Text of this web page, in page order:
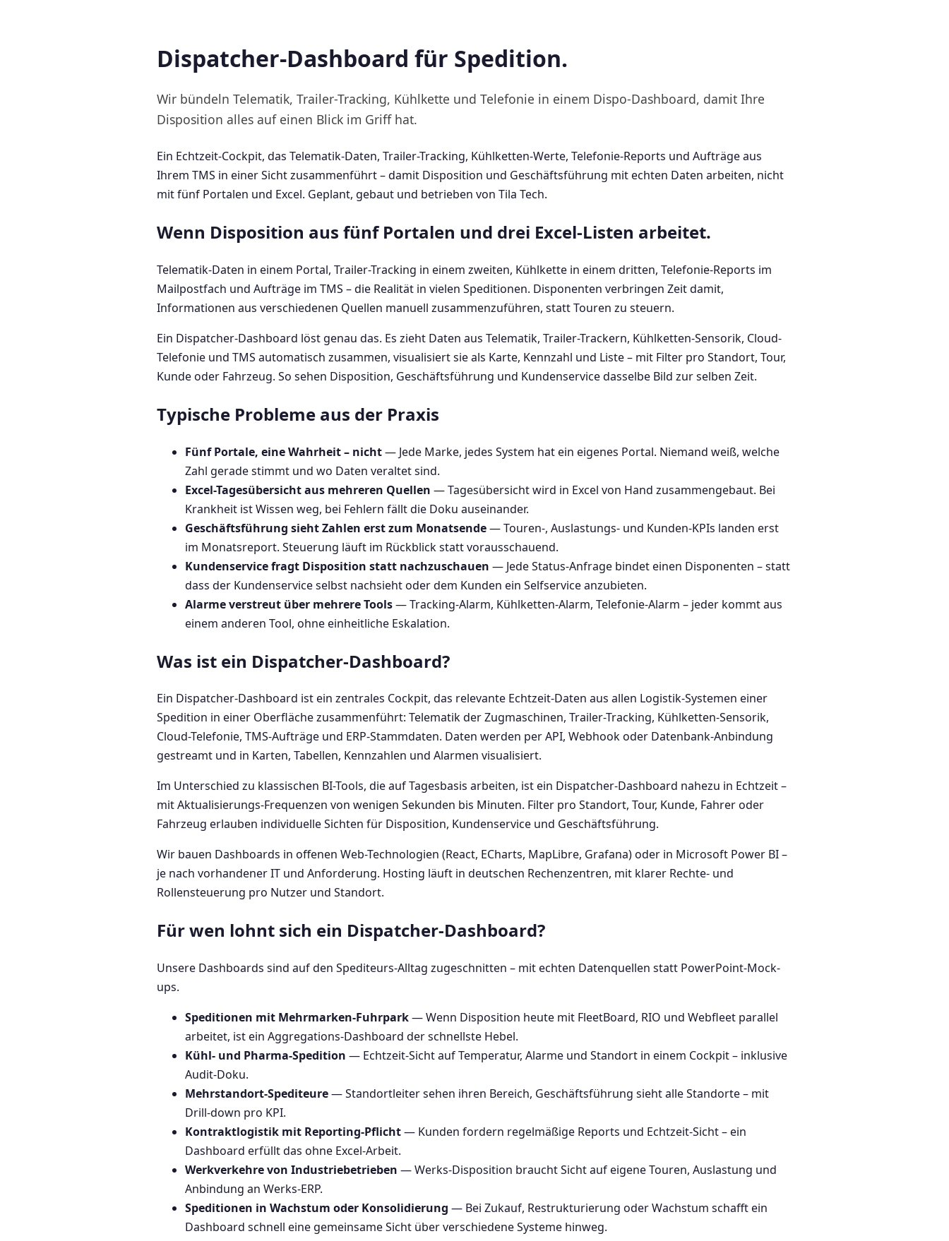
Dispatcher-Dashboard für Spedition.
Wir bündeln Telematik, Trailer-Tracking, Kühlkette und Telefonie in einem Dispo-Dashboard, damit Ihre
Disposition alles auf einen Blick im Griff hat.
Ein Echtzeit-Cockpit, das Telematik-Daten, Trailer-Tracking, Kühlketten-Werte, Telefonie-Reports und Aufträge aus
Ihrem TMS in einer Sicht zusammenführt – damit Disposition und Geschäftsführung mit echten Daten arbeiten, nicht
mit fünf Portalen und Excel. Geplant, gebaut und betrieben von Tila Tech.
Wenn Disposition aus fünf Portalen und drei Excel-Listen arbeitet.
Telematik-Daten in einem Portal, Trailer-Tracking in einem zweiten, Kühlkette in einem dritten, Telefonie-Reports im
Mailpostfach und Aufträge im TMS – die Realität in vielen Speditionen. Disponenten verbringen Zeit damit,
Informationen aus verschiedenen Quellen manuell zusammenzuführen, statt Touren zu steuern.
Ein Dispatcher-Dashboard löst genau das. Es zieht Daten aus Telematik, Trailer-Trackern, Kühlketten-Sensorik, Cloud-
Telefonie und TMS automatisch zusammen, visualisiert sie als Karte, Kennzahl und Liste – mit Filter pro Standort, Tour,
Kunde oder Fahrzeug. So sehen Disposition, Geschäftsführung und Kundenservice dasselbe Bild zur selben Zeit.
Typische Probleme aus der Praxis
Fünf Portale, eine Wahrheit – nicht— Jede Marke, jedes System hat ein eigenes Portal. Niemand weiß, welche
Zahl gerade stimmt und wo Daten veraltet sind.
Excel-Tagesübersicht aus mehreren Quellen — Tagesübersicht wird in Excel von Hand zusammengebaut. Bei
Krankheit ist Wissen weg, bei Fehlern fällt die Doku auseinander.
Geschäftsführung sieht Zahlen erst zum Monatsende— Touren-, Auslastungs- und Kunden-KPIs landen erst
im Monatsreport. Steuerung läuft im Rückblick statt vorausschauend.
Kundenservice fragt Disposition statt nachzuschauen — Jede Status-Anfrage bindet einen Disponenten – statt
dass der Kundenservice selbst nachsieht oder dem Kunden ein Selfservice anzubieten.
Alarme verstreut über mehrere Tools— Tracking-Alarm, Kühlketten-Alarm, Telefonie-Alarm – jeder kommt aus
einem anderen Tool, ohne einheitliche Eskalation.
Was ist ein Dispatcher-Dashboard?
Ein Dispatcher-Dashboard ist ein zentrales Cockpit, das relevante Echtzeit-Daten aus allen Logistik-Systemen einer
Spedition in einer Oberfläche zusammenführt: Telematik der Zugmaschinen, Trailer-Tracking, Kühlketten-Sensorik,
Cloud-Telefonie, TMS-Aufträge und ERP-Stammdaten. Daten werden per API, Webhook oder Datenbank-Anbindung
gestreamt und in Karten, Tabellen, Kennzahlen und Alarmen visualisiert.
Im Unterschied zu klassischen BI-Tools, die auf Tagesbasis arbeiten, ist ein Dispatcher-Dashboard nahezu in Echtzeit –
mit Aktualisierungs-Frequenzen von wenigen Sekunden bis Minuten. Filter pro Standort, Tour, Kunde, Fahrer oder
Fahrzeug erlauben individuelle Sichten für Disposition, Kundenservice und Geschäftsführung.
Wir bauen Dashboards in offenen Web-Technologien (React, ECharts, MapLibre, Grafana) oder in Microsoft Power BI –
je nach vorhandener IT und Anforderung. Hosting läuft in deutschen Rechenzentren, mit klarer Rechte- und
Rollensteuerung pro Nutzer und Standort.
Für wen lohnt sich ein Dispatcher-Dashboard?
Unsere Dashboards sind auf den Spediteurs-Alltag zugeschnitten – mit echten Datenquellen statt PowerPoint-Mock-
ups.
Speditionen mit Mehrmarken-Fuhrpark— Wenn Disposition heute mit FleetBoard, RIO und Webfleet parallel
arbeitet, ist ein Aggregations-Dashboard der schnellste Hebel.
Kühl- und Pharma-Spedition — Echtzeit-Sicht auf Temperatur, Alarme und Standort in einem Cockpit – inklusive
Audit-Doku.
Mehrstandort-Spediteure— Standortleiter sehen ihren Bereich, Geschäftsführung sieht alle Standorte – mit
Drill-down pro KPI.
Kontraktlogistik mit Reporting-Pflicht— Kunden fordern regelmäßige Reports und Echtzeit-Sicht – ein
Dashboard erfüllt das ohne Excel-Arbeit.
Werkverkehre von Industriebetrieben — Werks-Disposition braucht Sicht auf eigene Touren, Auslastung und
Anbindung an Werks-ERP.
Speditionen in Wachstum oder Konsolidierung — Bei Zukauf, Restrukturierung oder Wachstum schafft ein
Dashboard schnell eine gemeinsame Sicht über verschiedene Systeme hinweg.